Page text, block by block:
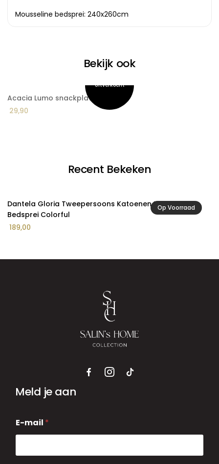
Mousseline bedsprei: 240x260cm
Bekijk ook
Acacia Lumo snackplateau
29,90
Recent Bekeken
Op Voorraad
Dantela Gloria Tweepersoons Katoenen Mousseline
Bedsprei Colorful
189,00
Meld je aan
-
m
i
E-mail *